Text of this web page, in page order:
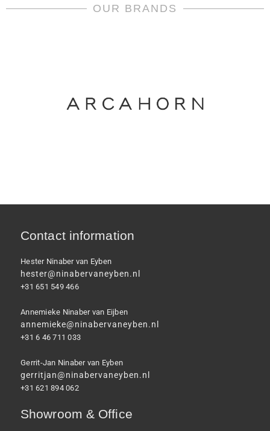
OUR BRANDS
Contact information
Hester Ninaber van Eyben
hester@ninabervaneyben.nl
+31 651 549 466
Annemieke Ninaber van Eijben
annemieke@ninabervaneyben.nl
+31 6 46 711 033
Gerrit-Jan Ninaber van Eyben
gerritjan@ninabervaneyben.nl
+31 621 894 062
Showroom & Office